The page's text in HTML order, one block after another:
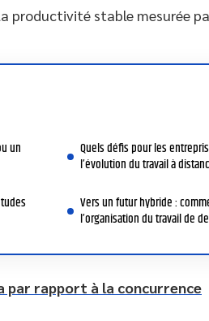
stable mesurée
un
Quels défis pour les
l’évolution du travail à
Vers un futur hybride :
l’organisation du travail de
par rapport à la concurrence